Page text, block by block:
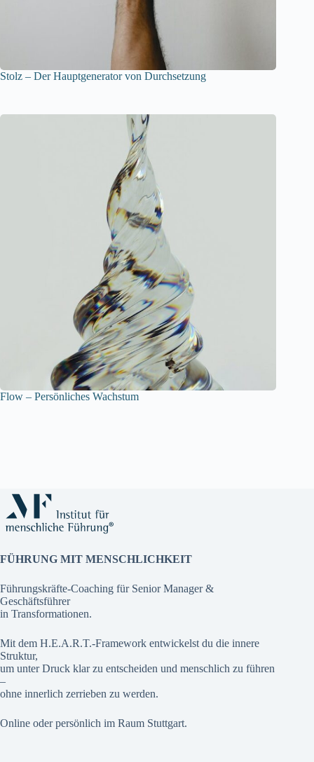
Stolz – Der Hauptgenerator von Durchsetzung
Flow – Persönliches Wachstum
FÜHRUNG MIT MENSCHLICHKEIT
Führungskräfte-Coaching für Senior Manager &
Geschäftsführer
in Transformationen.
Mit dem H.E.A.R.T.-Framework entwickelst du die innere
Struktur,
um unter Druck klar zu entscheiden und menschlich zu führen
–
ohne innerlich zerrieben zu werden.
Online oder persönlich im Raum Stuttgart.